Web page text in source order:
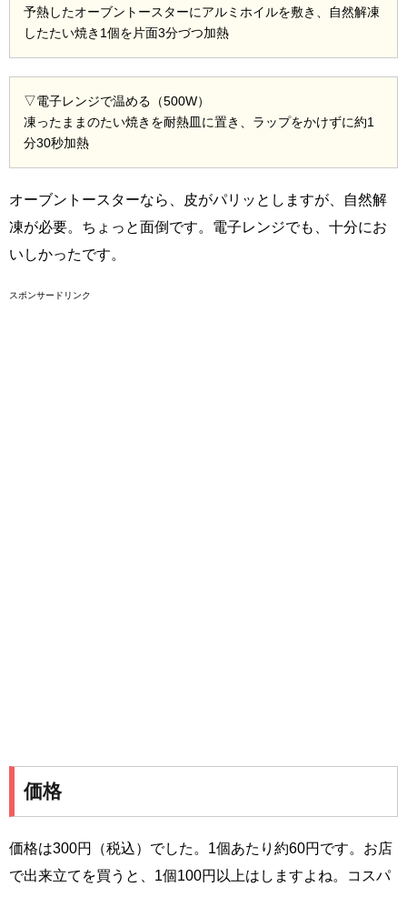
予熱したオーブントースターにアルミホイルを敷き、自然解凍
したたい焼き1個を片面3分づつ加熱
▽電子レンジで温める（500W）
凍ったままのたい焼きを耐熱皿に置き、ラップをかけずに約1
分30秒加熱
オーブントースターなら、皮がパリッとしますが、自然解
凍が必要。ちょっと面倒です。電子レンジでも、十分にお
いしかったです。
スポンサードリンク
価格
価格は300円（税込）でした。1個あたり約60円です。お店
で出来立てを買うと、1個100円以上はしますよね。コスパ